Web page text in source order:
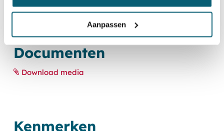
Aanpassen
Documenten
Download media
Kenmerken